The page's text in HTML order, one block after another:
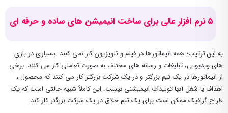
۵ نرم افزار عالی برای ساخت انیمیشن های ساده و حرفه ای
به این ترتیب؛ همه انیماتورها در فیلم و تلویزیون کار نمی کنند. بسیاری در بازی
های ویدیویی، تبلیغات و رسانه های مختلف به صورت تعاملی کار می کنند. برخی
از انیماتورها در یک تیم بزرگتر و در یک شرکت بزرگتر کار می کنند که محصول ،
اهداف یا شغل آنها تولیدات انیمیشنی نیست. این کاملاً شبیه حالتی است که یک
طراح گرافیک ممکن است برای یک تیم خلاق در یک شرکت بزرگتر کار کند.